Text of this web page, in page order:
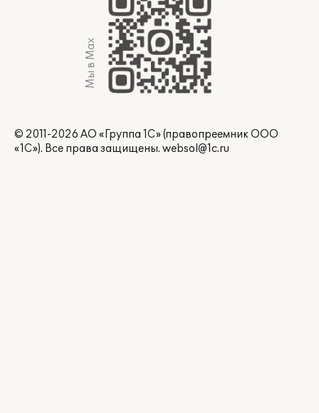
Мы в Max
© 2011-2026 АО «Группа 1С» (правопреемник ООО
«1С»). Все права защищены. websol@1c.ru